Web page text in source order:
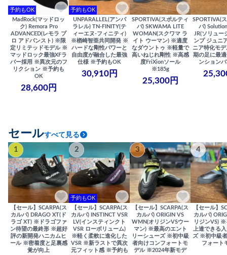
予約もOK
MadRock(マッドロッ
ク) Remora Pro
ADVANCED(レモラ プ
ロ アドバンスト) ※限
定リミテッドモデル ※
マッドロック最強XFラ
バー採用 ※異次元のフ
リクション ※予約も
OK
28,600円
予約もOK
UNPARALLEL(アンパ
ラレル) TN-FINITY(テ
ィーエヌ-フィニティ)
※楢崎智亜共同開発 ※
ハードな剛性パワーと
自由度が融合した最強
仕様 ※予約もOK
30,910円
SPORTIVA(スポルティ
バ) SKWAMA LITE
WOMAN(スクワマ ラ
イト ウーマン) ※適度
なダウントゥ ※軽量で
高いねじれ剛性 ※高感
度FriXionソール
※185g
25,300円
SPORTIVA(
バ)
JR(ソリュー
ンプ ジュニ
ニア特化モ
期の足に最
ンション
セールすべて見る
1
【セール】SCARPA(ス
カルパ) DRAGO XT(ド
ラゴ XT) ※ドラゴファ
ン待望の最終形 ※超好
評の新開発ハニカムヒ
ール ※密着度と足裏感
覚が向上
2
予約もOK
【セール】SCARPA(ス
カルパ) INSTINCT VSR
LV(インスティンクト
VSR ローボリューム)
※軽く柔軟に進化した
VSR ※新ラストで異次
元フィット感 ※予約も
3
【セール】SCARPA(ス
カルパ) ORIGIN VS
WMN(オリジンVSウー
マン) ※最高のエント
リーシューズ ※初中級
者向けコンフォートモ
デル ※2024年新モデ
4
【セール】
カルパ)
リジンVS) ※
上達できる
ズ ※初中級
フォート